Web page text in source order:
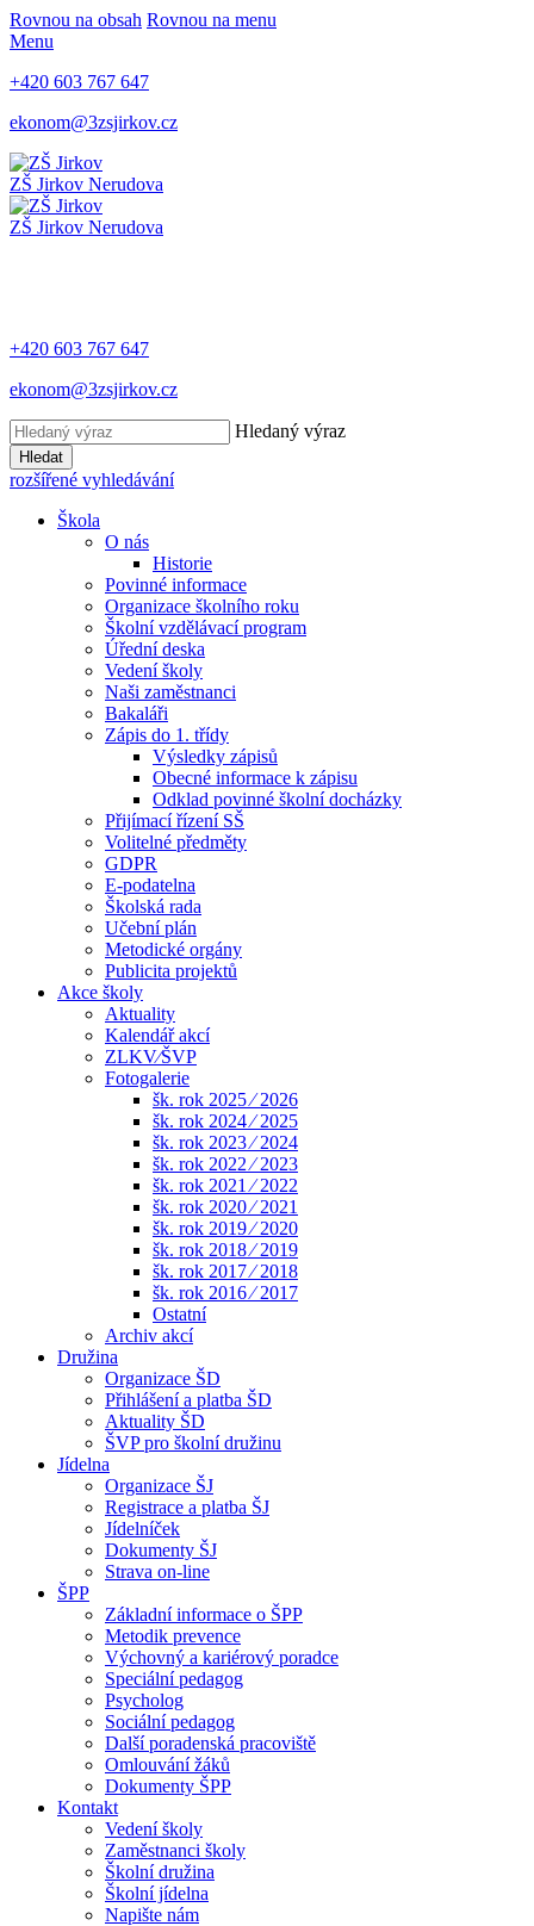
Rovnou na obsah Rovnou na menu
Menu
+420 603 767 647
ekonom@3zsjirkov.cz
ZŠ Jirkov Nerudova
ZŠ Jirkov Nerudova
+420 603 767 647
ekonom@3zsjirkov.cz
Hledaný výraz
Hledat
rozšířené vyhledávání
Škola
O nás
Historie
Povinné informace
Organizace školního roku
Školní vzdělávací program
Úřední deska
Vedení školy
Naši zaměstnanci
Bakaláři
Zápis do 1. třídy
Výsledky zápisů
Obecné informace k zápisu
Odklad povinné školní docházky
Přijímací řízení SŠ
Volitelné předměty
GDPR
E-podatelna
Školská rada
Učební plán
Metodické orgány
Publicita projektů
Akce školy
Aktuality
Kalendář akcí
ZLKV⁄ŠVP
Fotogalerie
šk. rok 2025 ⁄ 2026
šk. rok 2024 ⁄ 2025
šk. rok 2023 ⁄ 2024
šk. rok 2022 ⁄ 2023
šk. rok 2021 ⁄ 2022
šk. rok 2020 ⁄ 2021
šk. rok 2019 ⁄ 2020
šk. rok 2018 ⁄ 2019
šk. rok 2017 ⁄ 2018
šk. rok 2016 ⁄ 2017
Ostatní
Archiv akcí
Družina
Organizace ŠD
Přihlášení a platba ŠD
Aktuality ŠD
ŠVP pro školní družinu
Jídelna
Organizace ŠJ
Registrace a platba ŠJ
Jídelníček
Dokumenty ŠJ
Strava on-line
ŠPP
Základní informace o ŠPP
Metodik prevence
Výchovný a kariérový poradce
Speciální pedagog
Psycholog
Sociální pedagog
Další poradenská pracoviště
Omlouvání žáků
Dokumenty ŠPP
Kontakt
Vedení školy
Zaměstnanci školy
Školní družina
Školní jídelna
Napište nám